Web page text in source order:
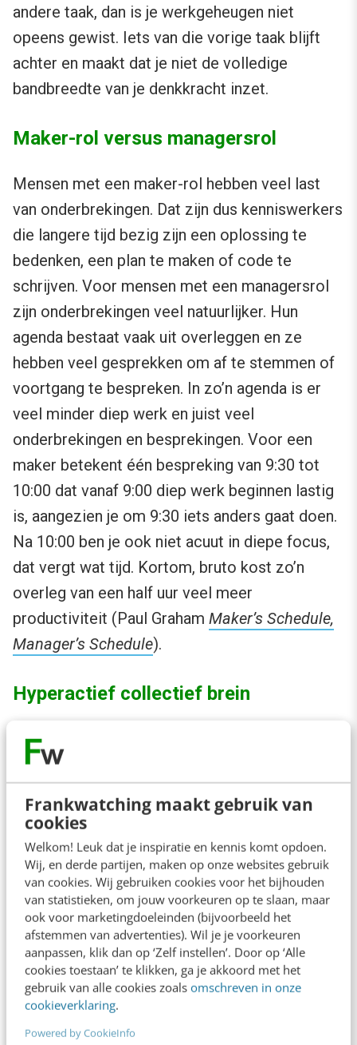
Frankwatching maakt gebruik van
cookies
Welkom! Leuk dat je inspiratie en kennis komt opdoen.
Wij, en derde partijen, maken op onze websites gebruik
van cookies. Wij gebruiken cookies voor het bijhouden
van statistieken, om jouw voorkeuren op te slaan, maar
ook voor marketingdoeleinden (bijvoorbeeld het
afstemmen van advertenties). Wil je je voorkeuren
aanpassen, klik dan op ‘Zelf instellen’. Door op ‘Alle
cookies toestaan’ te klikken, ga je akkoord met het
gebruik van alle cookies zoals omschreven in onze
cookieverklaring.
Powered by CookieInfo
andere taak, dan is je werkgeheugen niet
opeens gewist. Iets van die vorige taak blijft
achter en maakt dat je niet de volledige
bandbreedte van je denkkracht inzet.
Maker-rol versus managersrol
Mensen met een maker-rol hebben veel last
van onderbrekingen. Dat zijn dus kenniswerkers
die langere tijd bezig zijn een oplossing te
bedenken, een plan te maken of code te
schrijven. Voor mensen met een managersrol
zijn onderbrekingen veel natuurlijker. Hun
agenda bestaat vaak uit overleggen en ze
hebben veel gesprekken om af te stemmen of
voortgang te bespreken. In zo’n agenda is er
veel minder diep werk en juist veel
onderbrekingen en besprekingen. Voor een
maker betekent één bespreking van 9:30 tot
10:00 dat vanaf 9:00 diep werk beginnen lastig
is, aangezien je om 9:30 iets anders gaat doen.
Na 10:00 ben je ook niet acuut in diepe focus,
dat vergt wat tijd. Kortom, bruto kost zo’n
overleg van een half uur veel meer
productiviteit (Paul Graham Maker’s Schedule,
Manager’s Schedule).
Hyperactief collectief brein
Volgens Newport zijn veel organisaties een
soort hyperactief collectief brein (
hyperactive hive mind) geworden. Zo een
collectief brein bestaat uit workflows op basis
van een voortdurende conversatie, die bestaat
uit ongestructureerde en onaangekondigde
berichten. Deze berichten worden verzonden
en ontvangen via digitale communicatietools
zoals e-mail en chatprogramma’s. Werk wordt
in toenemende mate cognitief veeleisend.
Onze hersenen kunnen veel, maar zijn niet